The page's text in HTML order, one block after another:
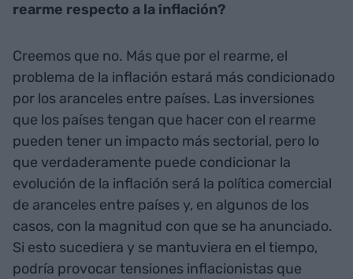
rearme respecto a la inflación?
Creemos que no. Más que por el rearme, el
problema de la inflación estará más condicionado
por los aranceles entre países. Las inversiones
que los países tengan que hacer con el rearme
pueden tener un impacto más sectorial, pero lo
que verdaderamente puede condicionar la
evolución de la inflación será la política comercial
de aranceles entre países y, en algunos de los
casos, con la magnitud con que se ha anunciado.
Si esto sucediera y se mantuviera en el tiempo,
podría provocar tensiones inflacionistas que